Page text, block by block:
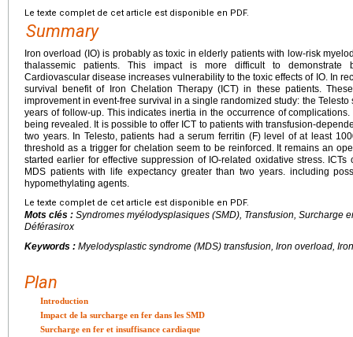
Le texte complet de cet article est disponible en PDF.
Summary
Iron overload (IO) is probably as toxic in elderly patients with low-risk
thalassemic patients. This impact is more difficult to demonstrate
Cardiovascular disease increases vulnerability to the toxic effects of IO. In
survival benefit of Iron Chelation Therapy (ICT) in these patients.
improvement in event-free survival in a single randomized study: the Telesto
years of follow-up. This indicates inertia in the occurrence of
being revealed. It is possible to offer ICT to patients with transfusion-
two years. In Telesto, patients had a serum ferritin (F) level of at least
threshold as a trigger for chelation seem to be reinforced. It remains an
started earlier for effective suppression of IO-related oxidative stress.
MDS patients with life expectancy greater than two years. including
hypomethylating agents.
Le texte complet de cet article est disponible en PDF.
Mots clés : Syndromes myélodysplasiques (SMD), Transfusion, Surcharge
Déférasirox
Keywords : Myelodysplastic syndrome (MDS) transfusion, Iron overload,
Plan
Introduction
Impact de la surcharge en fer dans les SMD
Surcharge en fer et insuffisance cardiaque